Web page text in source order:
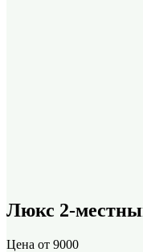
Люкс 2-
Цена от 9000